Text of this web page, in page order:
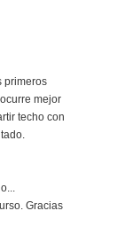
primeros
mejor
techo con
Gracias